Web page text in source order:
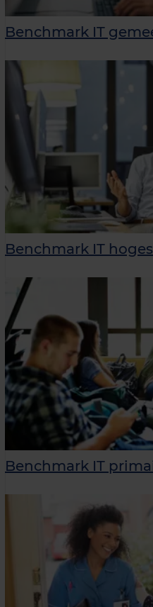
Benchmark IT
Benchmark IT
Benchmark IT